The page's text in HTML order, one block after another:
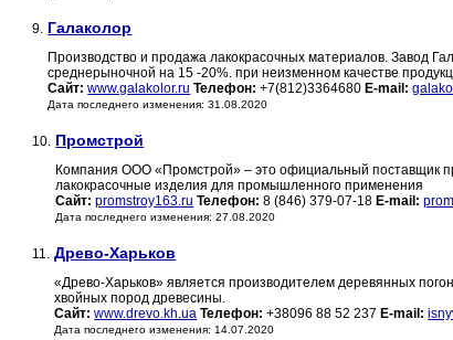
9. Галаколор
Производство и продажа лакокрасочных материалов. Завод
среднерыночной на 15 -20%. при неизменном качестве
Сайт: www.galakolor.ru Телефон: +7(812)3364680 E-mail:
Дата последнего изменения: 31.08.2020
10. Промстрой
Компания ООО «Промстрой» – это официальный поставщик
лакокрасочные изделия для промышленного применения
Сайт: promstroy163.ru Телефон: 8 (846) 379-07-18 E-mail:
Дата последнего изменения: 27.08.2020
11. Древо-Харьков
«Древо-Харьков» является производителем деревянных
хвойных пород древесины.
Сайт: www.drevo.kh.ua Телефон: +38096 88 52 237 E-mail:
Дата последнего изменения: 14.07.2020